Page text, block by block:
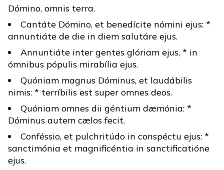
Dómino, omnis terra.
Cantáte Dómino, et benedícite nómini ejus: *
annuntiáte de die in diem salutáre ejus.
Annuntiáte inter gentes glóriam ejus, * in
ómnibus pópulis mirabília ejus.
Quóniam magnus Dóminus, et laudábilis
nimis: * terríbilis est super omnes deos.
Quóniam omnes dii géntium dæmónia: *
Dóminus autem cælos fecit.
Conféssio, et pulchritúdo in conspéctu ejus: *
sanctimónia et magnificéntia in sanctificatióne
ejus.